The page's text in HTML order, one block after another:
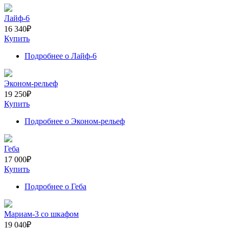
Лайф-6
16 340₽
Купить
Подробнее о Лайф-6
Эконом-рельеф
19 250₽
Купить
Подробнее о Эконом-рельеф
Геба
17 000₽
Купить
Подробнее о Геба
Мариам-3 со шкафом
19 040₽